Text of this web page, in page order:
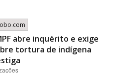
abre inquérito e exige
tortura de indígena